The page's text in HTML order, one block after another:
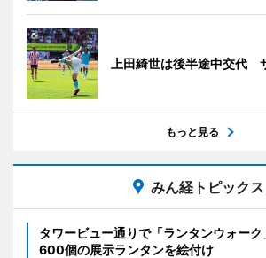
上田綺世は後半途中交代
もっと見る
みん経トピックス
タワービュー通りで「ランタンウォー
600個の展示ランタンを絵付け